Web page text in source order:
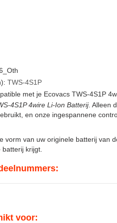
TWS-4S1P
met je Ecovacs TWS-4S1P
4S1P 4wire Li-Ion Batterij. Alleen
en onze ingespannene
vorm van uw originele batterij van
krijgt.
voor: